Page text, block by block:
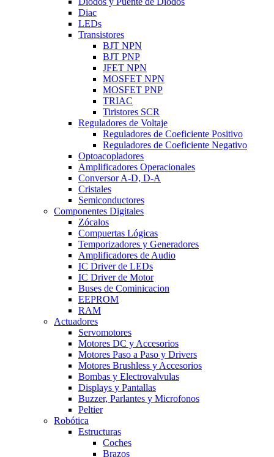
Diac
LEDs
Transistores
BJT NPN
BJT PNP
JFET NPN
MOSFET NPN
MOSFET PNP
TRIAC
Tiristores SCR
Reguladores de Voltaje
Reguladores de Coeficiente Positivo
Reguladores de Coeficiente Negativo
Optoacopladores
Amplificadores Operacionales
Conversor A-D, D-A
Cristales
Semiconductores
Componentes Digitales
Zócalos
Compuertas Lógicas
Temporizadores y Generadores
Amplificadores de Audio
IC Driver de LEDs
IC Driver de Motor
Buses de Cominicacion
EEPROM
RAM
Actuadores
Servomotores
Motores DC y Accesorios
Motores Paso a Paso y Drivers
Motores Brushless y Accesorios
Bombas y Electrovalvulas
Displays y Pantallas
Buzzer, Parlantes y Microfonos
Peltier
Robótica
Estructuras
Coches
Brazos